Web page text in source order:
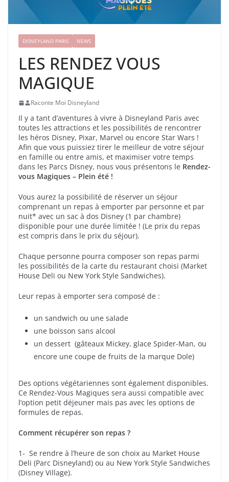
DISNEYLAND PARIS NEWS
LES RENDEZ VOUS
MAGIQUE
Raconte Moi Disneyland
Il y a tant d’aventures à vivre à Disneyland Paris avec
toutes les attractions et les possibilités de rencontrer
les héros Disney, Pixar, Marvel ou encore Star Wars !
Afin que vous puissiez tirer le meilleur de votre séjour
en famille ou entre amis, et maximiser votre temps
dans les Parcs Disney, nous vous présentons le Rendez-
vous Magiques – Plein été !
Vous aurez la possibilité de réserver un séjour
comprenant un repas à emporter par personne et par
nuit* avec un sac à dos Disney (1 par chambre)
disponible pour une durée limitée ! (Le prix du repas
est compris dans le prix du séjour).
Chaque personne pourra composer son repas parmi
les possibilités de la carte du restaurant choisi (Market
House Deli ou New York Style Sandwiches).
Leur repas à emporter sera composé de :
un sandwich ou une salade
une boisson sans alcool
un dessert (gâteaux Mickey, glace Spider-Man, ou
encore une coupe de fruits de la marque Dole)
Des options végétariennes sont également disponibles.
Ce Rendez-Vous Magiques sera aussi compatible avec
l’option petit déjeuner mais pas avec les options de
formules de repas.
Comment récupérer son repas ?
1- Se rendre à l’heure de son choix au Market House
Deli (Parc Disneyland) ou au New York Style Sandwiches
(Disney Village).